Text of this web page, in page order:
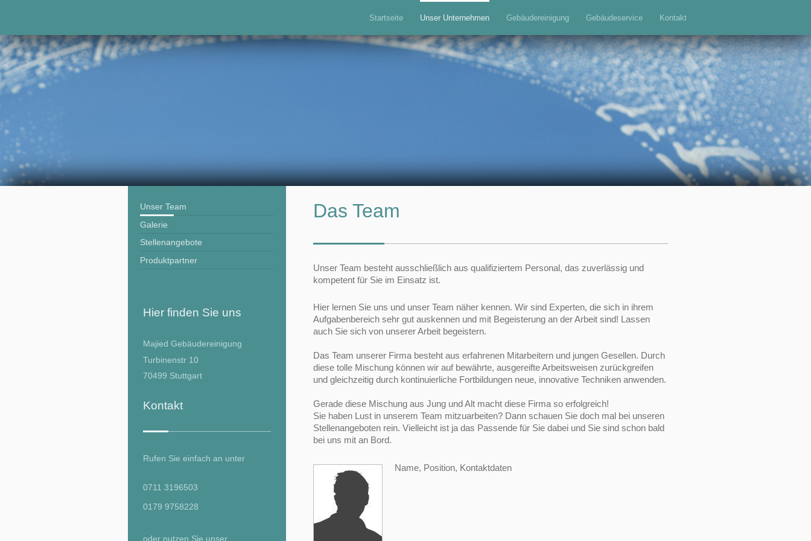
Startseite Unser Unternehmen Gebäudereinigung Gebäudeservice Kontakt
Das Team
Unser Team besteht ausschließlich aus qualifiziertem Personal, das zuverlässig und
kompetent für Sie im Einsatz ist.
Hier lernen Sie uns und unser Team näher kennen. Wir sind Experten, die sich in ihrem
Aufgabenbereich sehr gut auskennen und mit Begeisterung an der Arbeit sind! Lassen
auch Sie sich von unserer Arbeit begeistern.
Das Team unserer Firma besteht aus erfahrenen Mitarbeitern und jungen Gesellen. Durch
diese tolle Mischung können wir auf bewährte, ausgereifte Arbeitsweisen zurückgreifen
und gleichzeitig durch kontinuierliche Fortbildungen neue, innovative Techniken anwenden.
Gerade diese Mischung aus Jung und Alt macht diese Firma so erfolgreich!
Sie haben Lust in unserem Team mitzuarbeiten? Dann schauen Sie doch mal bei unseren
Stellenangeboten rein. Vielleicht ist ja das Passende für Sie dabei und Sie sind schon bald
bei uns mit an Bord.
Name, Position, Kontaktdaten
Unser Team
Galerie
Stellenangebote
Produktpartner
Hier finden Sie uns
Majied Gebäudereinigung
Turbinenstr 10
70499 Stuttgart
Kontakt
Rufen Sie einfach an unter
0711 3196503
0179 9758228
oder nutzen Sie unser